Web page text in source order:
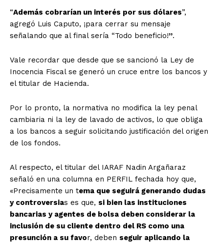
“Además cobrarían un interés por sus dólares”,
agregó Luis Caputo, ¡para cerrar su mensaje
señalando que al final sería “Todo beneficio!”.
Vale recordar que desde que se sancionó la Ley de
Inocencia Fiscal se generó un cruce entre los bancos y
el titular de Hacienda.
Por lo pronto, la normativa no modifica la ley penal
cambiaria ni la ley de lavado de activos, lo que obliga
a los bancos a seguir solicitando justificación del origen
de los fondos.
Al respecto, el titular del IARAF Nadin Argañaraz
señaló en una columna en PERFIL fechada hoy que,
«Precisamente un tema que seguirá generando dudas
y controversias es que, si bien las instituciones
bancarias y agentes de bolsa deben considerar la
inclusión de su cliente dentro del RS como una
presunción a su favor, deben seguir aplicando la